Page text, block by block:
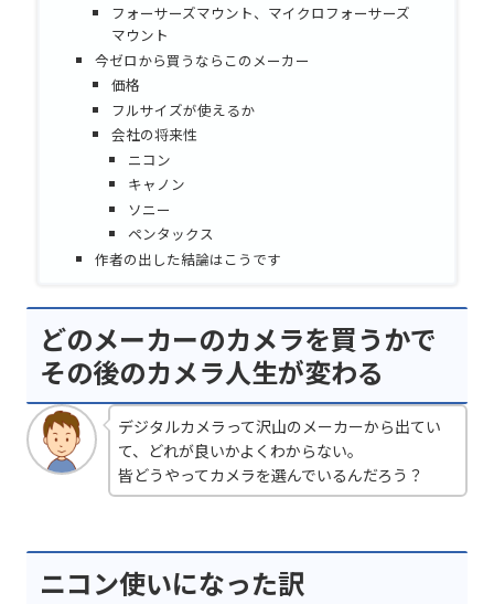
フォーサーズマウント、マイクロフォーサーズ
マウント
今ゼロから買うならこのメーカー
価格
フルサイズが使えるか
会社の将来性
ニコン
キャノン
ソニー
ペンタックス
作者の出した結論はこうです
どのメーカーのカメラを買うかで
その後のカメラ人生が変わる
デジタルカメラって沢山のメーカーから出てい
て、どれが良いかよくわからない。
皆どうやってカメラを選んでいるんだろう？
ニコン使いになった訳